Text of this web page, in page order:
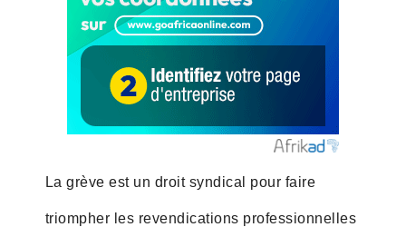
La grève est un droit syndical pour faire
triompher les revendications professionnelles